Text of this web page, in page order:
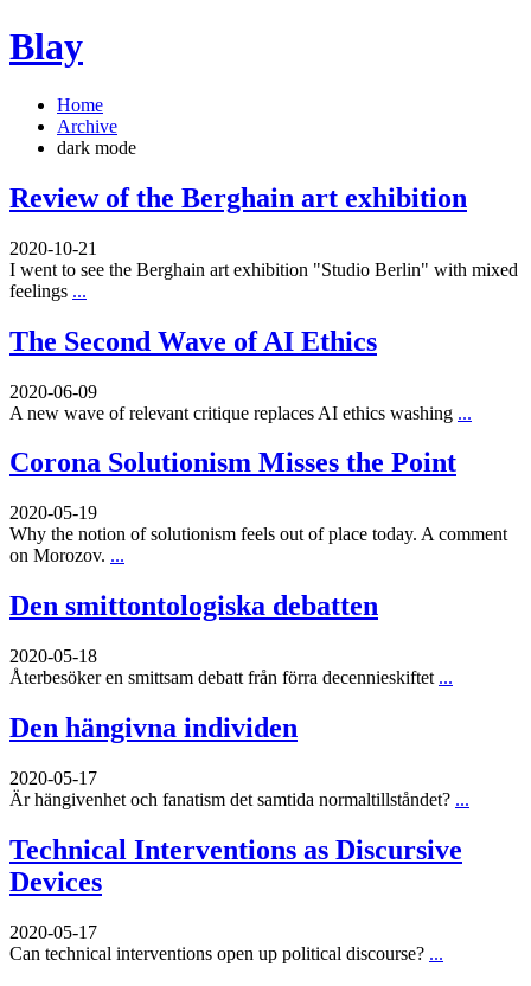
Blay
Home
Archive
dark mode
Review of the Berghain art exhibition
2020-10-21
I went to see the Berghain art exhibition "Studio Berlin" with mixed
feelings ...
The Second Wave of AI Ethics
2020-06-09
A new wave of relevant critique replaces AI ethics washing ...
Corona Solutionism Misses the Point
2020-05-19
Why the notion of solutionism feels out of place today. A comment
on Morozov. ...
Den smittontologiska debatten
2020-05-18
Återbesöker en smittsam debatt från förra decennieskiftet ...
Den hängivna individen
2020-05-17
Är hängivenhet och fanatism det samtida normaltillståndet? ...
Technical Interventions as Discursive
Devices
2020-05-17
Can technical interventions open up political discourse? ...